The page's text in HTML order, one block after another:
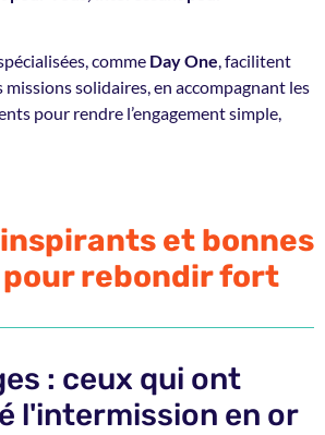
comme Day One, facilitent
missions solidaires, en accompagnant les
pour rendre l’engagement simple,
et bonnes
rebondir fort
: ceux qui ont
l'intermission en or